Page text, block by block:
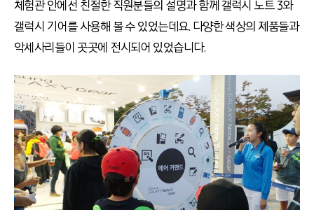
체험관 안에선 친절한 직원분들의 설명과 함께 갤럭시 노트 3와
갤럭시 기어를 사용해 볼 수 있었는데요. 다양한 색상의 제품들과
악세사리들이 곳곳에 전시되어 있었습니다.